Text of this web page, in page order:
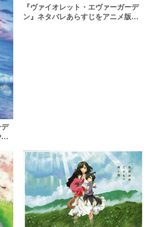
『ヴァイオレット・エヴァーガーデ
ン』ネタバレあらすじをアニメ版か